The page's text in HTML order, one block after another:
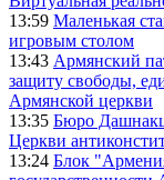
13:59 Маленькая
игровым столом
13:43 Армянский
защиту свободы,
Армянской церкви
13:35 Бюро
Церкви
13:24 Блок